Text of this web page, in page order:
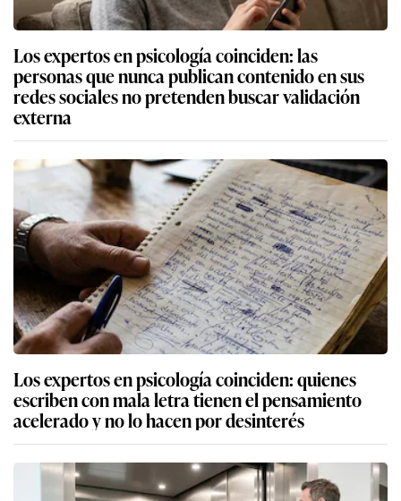
Los expertos en psicología coinciden: las
personas que nunca publican contenido en sus
redes sociales no pretenden buscar validación
externa
Los expertos en psicología coinciden: quienes
escriben con mala letra tienen el pensamiento
acelerado y no lo hacen por desinterés